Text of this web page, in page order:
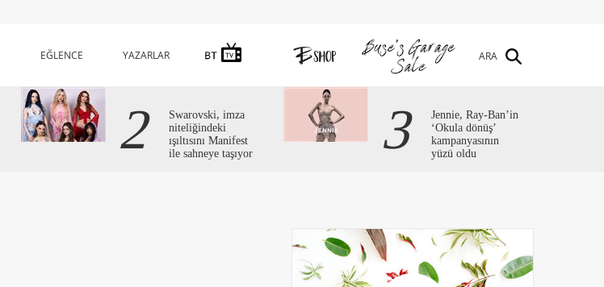
EĞLENCE YAZARLAR ARA
2
Swarovski, imza
niteliğindeki
ışıltısını Manifest
ile sahneye taşıyor
3
Jennie, Ray-Ban’in
‘Okula dönüş’
kampanyasının
yüzü oldu